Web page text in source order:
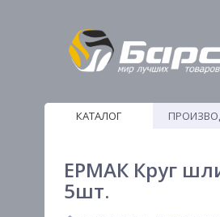
КАТАЛОГ
ЕРМАК Круг
5шт.